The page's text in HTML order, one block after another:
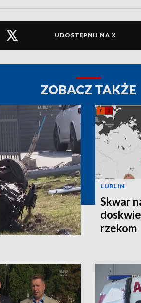
UDOSTĘPNIJ NA X
ZOBACZ TAKŻE
LUBLIN
Skwar
rzekom